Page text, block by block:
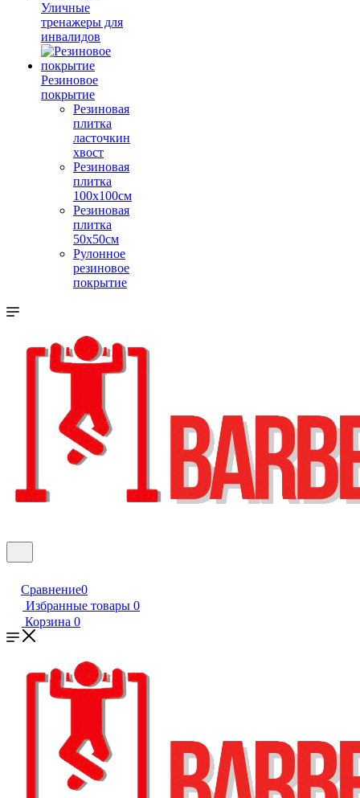
Уличные
тренажеры для
инвалидов
Резиновое
покрытие
Резиновая
плитка
ласточкин
хвост
Резиновая
плитка
100х100см
Резиновая
плитка
50х50см
Рулонное
резиновое
покрытие
Сравнение0
Избранные товары 0
Корзина 0